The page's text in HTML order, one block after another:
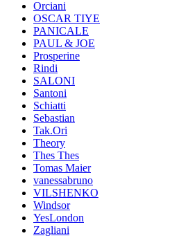
Orciani
OSCAR TIYE
PANICALE
PAUL & JOE
Prosperine
Rindi
SALONI
Santoni
Schiatti
Sebastian
Tak.Ori
Theory
Thes Thes
Tomas Maier
vanessabruno
VILSHENKO
Windsor
YesLondon
Zagliani